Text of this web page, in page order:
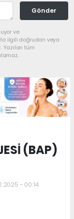
Gönder
ve
ilgili doğrudan veya
Yazılan tüm
(BAP)
- 00:14